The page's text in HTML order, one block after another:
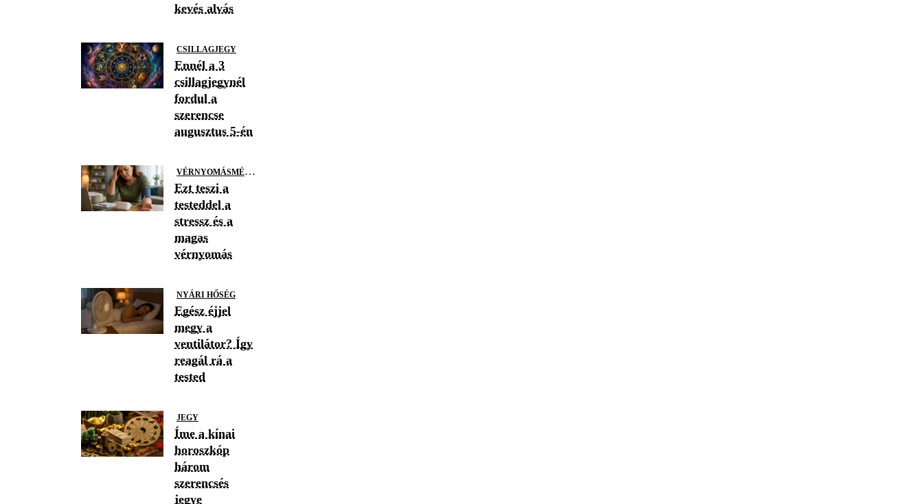
kevés alvás
CSILLAGJEGY
Ennél a 3
csillagjegynél
fordul a
szerencse
augusztus 5-én
V
ÉRNYOMÁSMÉRÉS
Ezt teszi a
testeddel a
stressz és a
magas
vérnyomás
NYÁRI HŐSÉG
Egész éjjel
megy a
ventilátor? Így
reagál rá a
tested
JEGY
Íme a kínai
horoszkóp
három
szerencsés
jegye